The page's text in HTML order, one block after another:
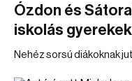
Ózdon és
iskolás
Nehéz sorsú diákoknak